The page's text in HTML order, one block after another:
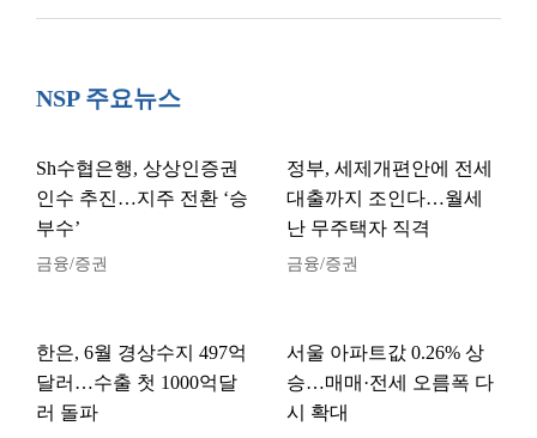
NSP 주요뉴스
Sh수협은행, 상상인증권
인수 추진…지주 전환 ‘승
부수’
금융/증권
정부, 세제개편안에 전세
대출까지 조인다…월세
난 무주택자 직격
금융/증권
한은, 6월 경상수지 497억
달러…수출 첫 1000억달
러 돌파
서울 아파트값 0.26% 상
승…매매·전세 오름폭 다
시 확대